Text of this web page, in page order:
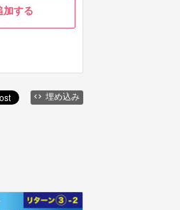
加する
埋め込み